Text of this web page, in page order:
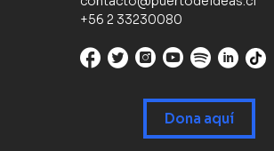
+56 2 33230080
Dona aquí